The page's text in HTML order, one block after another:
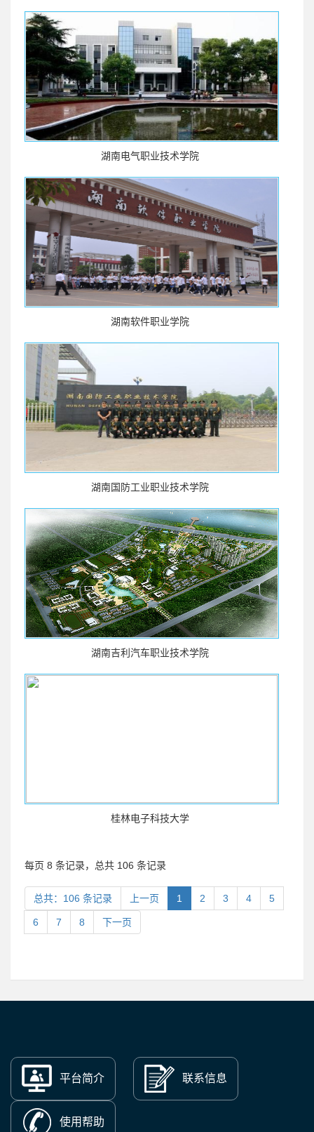
湖南电气职业技术学院
湖南软件职业学院
湖南国防工业职业技术学院
湖南吉利汽车职业技术学院
桂林电子科技大学
每页 8 条记录，总共 106 条记录
总共：106 条记录 上一页 1 2 3 4 5
6 7 8 下一页
平台简介 联系信息
使用帮助